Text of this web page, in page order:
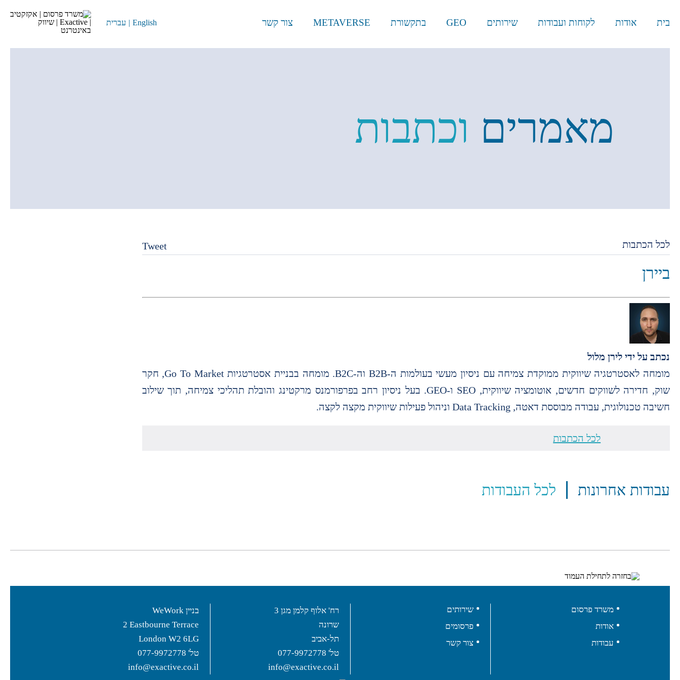
עברית | English בית אודות לקוחות ועבודות שירותים GEO בתקשורת METAVERSE צור קשר
מאמרים וכתבות
לכל הכתבות Tweet
ביירן
נכתב על ידי לירן מלול
מומחה לאסטרטגיה שיווקית ממוקדת צמיחה עם ניסיון מעשי בעולמות ה-B2B וה-B2C. מומחה בבניית אסטרטגיות Go To Market, חקר
שוק, חדירה לשווקים חדשים, אוטומציה שיווקית, SEO ו-GEO. בעל ניסיון רחב בפרפורמנס מרקטינג והובלת תהליכי צמיחה, תוך שילוב
חשיבה טכנולוגית, עבודה מבוססת דאטה, Data Tracking וניהול פעילות שיווקית מקצה לקצה.
לכל הכתבות
עבודות אחרונות לכל העבודות
משרד פרסום
אודות
עבודות
שירותים
פרסומים
צור קשר
רח' אלוף קלמן מגן 3
שרונה
תל-אביב
טל' 077-9972778
info@exactive.co.il
בניין WeWork
2 Eastbourne Terrace
London W2 6LG
טל' 077-9972778
info@exactive.co.il